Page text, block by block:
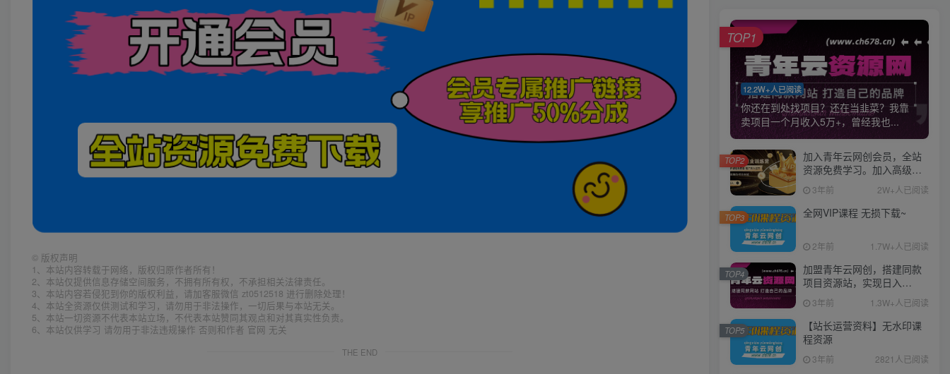
© 版权声明
1、本站内容转载于网络，版权归原作者所有！
2、本站仅提供信息存储空间服务，不拥有所有权，不承担相关法律责任。
3、本站内容若侵犯到你的版权利益，请加客服微信 zt0512518 进行删除处理！
4、本站全资源仅供测试和学习，请勿用于非法操作，一切后果与本站无关。
5、本站一切资源不代表本站立场，不代表本站赞同其观点和对其真实性负责。
6、本站仅供学习 请勿用于非法违规操作 否则和作者 官网 无关
THE END
12.2W+人已阅读
你还在到处找项目？还在当韭菜？我靠
卖项目一个月收入5万+，曾经我也...
TOP1
加入青年云网创会员，全站
资源免费学习。加入高级合
伙人，推广日入1000+
3年前 2W+人已阅读
TOP2
全网VIP课程 无损下载~
2年前 1.7W+人已阅读
TOP3
加盟青年云网创，搭建同款
项目资源站，实现日入
2000+
3年前 1.3W+人已阅读
TOP4
【站长运营资料】无水印课
程资源
3年前 2821人已阅读
TOP5